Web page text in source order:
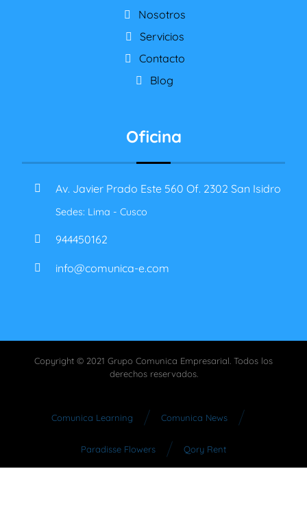
Nosotros
Servicios
Contacto
Blog
Oficina
Av. Javier Prado Este 560 Of. 2302 San Isidro
Sedes: Lima - Cusco
944450162
info@comunica-e.com
Copyright © 2021 Grupo Comunica Empresarial. Todos los
derechos reservados.
Comunica Learning Comunica News
Paradisse Flowers Qory Rent